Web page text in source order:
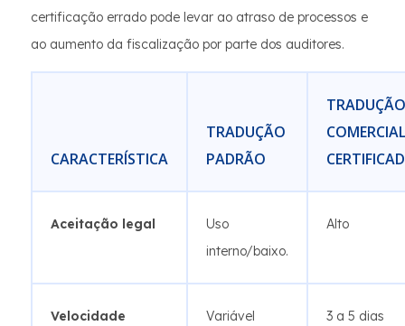
certificação errado pode levar ao atraso de processos e
ao aumento da fiscalização por parte dos auditores.
CARACTERÍSTICA
TRADUÇÃO
PADRÃO
TRADUÇÃO
COMERCIAL
Aceitação legal
Uso
interno/baixo.
Alto
Velocidade Variável
3 a 5 dias